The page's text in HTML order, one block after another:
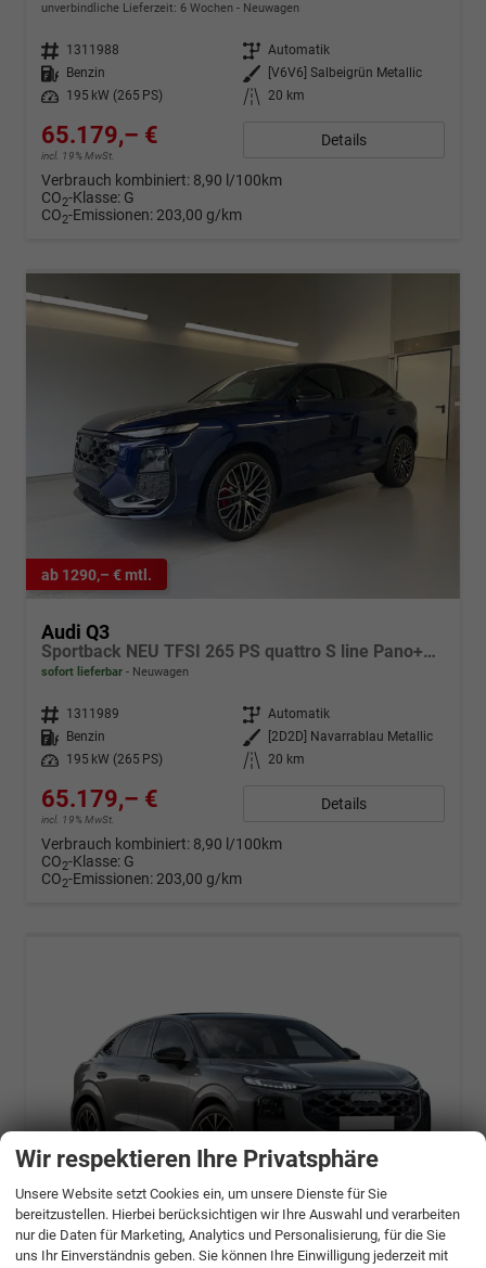
unverbindliche Lieferzeit: 6 Wochen Neuwagen
Fahrzeugnr. 1311988 Getriebe Automatik
Kraftstoff
Benzin Außenfarbe
[V6V6] Salbeigrün Metallic
Leistung
195 kW (265 PS) Kilometerstand 20 km
65.179,– €
incl. 19% MwSt.
Details
Verbrauch kombiniert: 8,90 l/100km
CO2-Klasse: G
CO2-Emissionen: 203,00 g/km
ab 1290,– € mtl.
Audi Q3
Sportback NEU TFSI 265 PS quattro S line Pano+TechPro+Matrix+AHK+HUD+Alu20+KlimaPlus+DCC+SONOS
sofort lieferbar Neuwagen
Fahrzeugnr. 1311989 Getriebe Automatik
Kraftstoff
Benzin Außenfarbe
[2D2D] Navarrablau Metallic
Leistung
195 kW (265 PS) Kilometerstand 20 km
65.179,– €
incl. 19% MwSt.
Details
Verbrauch kombiniert: 8,90 l/100km
CO2-Klasse: G
CO2-Emissionen: 203,00 g/km
ab 1290,– € mtl.
Wir respektieren Ihre Privatsphäre
Unsere Website setzt Cookies ein, um unsere Dienste für Sie
bereitzustellen. Hierbei berücksichtigen wir Ihre Auswahl und verarbeiten
nur die Daten für Marketing, Analytics und Personalisierung, für die Sie
uns Ihr Einverständnis geben. Sie können Ihre Einwilligung jederzeit mit